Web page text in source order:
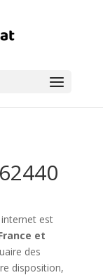
est
et
des
disposition,